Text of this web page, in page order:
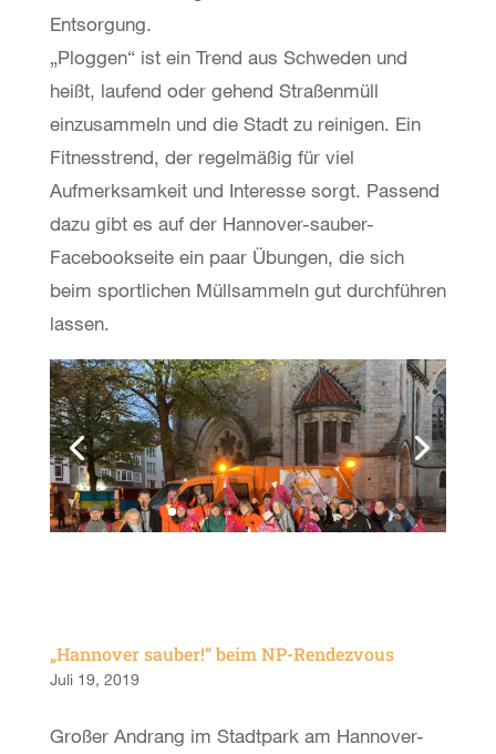
Entsorgung.
„Ploggen“ ist ein Trend aus Schweden und
heißt, laufend oder gehend Straßenmüll
einzusammeln und die Stadt zu reinigen. Ein
Fitnesstrend, der regelmäßig für viel
Aufmerksamkeit und Interesse sorgt. Passend
dazu gibt es auf der Hannover-sauber-
Facebookseite ein paar Übungen, die sich
beim sportlichen Müllsammeln gut durchführen
lassen.
„Hannover sauber!“ beim NP-Rendezvous
Juli 19, 2019
Großer Andrang im Stadtpark am Hannover-